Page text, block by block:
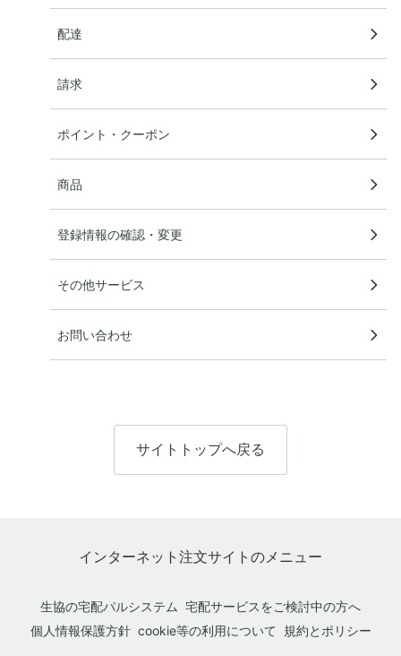
配達
請求
ポイント・クーポン
商品
登録情報の確認・変更
その他サービス
お問い合わせ
サイトトップへ戻る
インターネット注文サイトのメニュー
生協の宅配パルシステム 宅配サービスをご検討中の方へ
個人情報保護方針 cookie等の利用について 規約とポリシー